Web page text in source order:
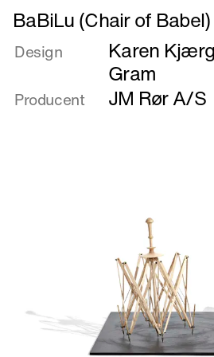
Læs
mere
om
of
BaBiLu (Chair of Babel)
Design Karen
Gram
Producent JM Rør A/S